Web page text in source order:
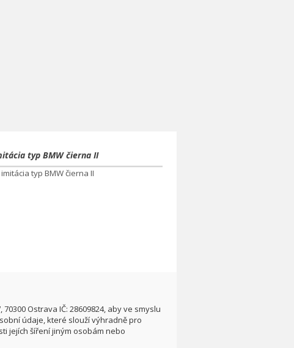
typ BMW čierna II
Ostrava IČ: 28609824, aby ve smyslu
údaje, které slouží výhradně pro
jejích šíření jiným osobám nebo